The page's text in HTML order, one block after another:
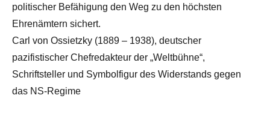
politischer Befähigung den Weg zu den höchsten
Ehrenämtern sichert.
Carl von Ossietzky (1889 – 1938), deutscher
pazifistischer Chefredakteur der „Weltbühne“,
Schriftsteller und Symbolfigur des Widerstands gegen
das NS-Regime